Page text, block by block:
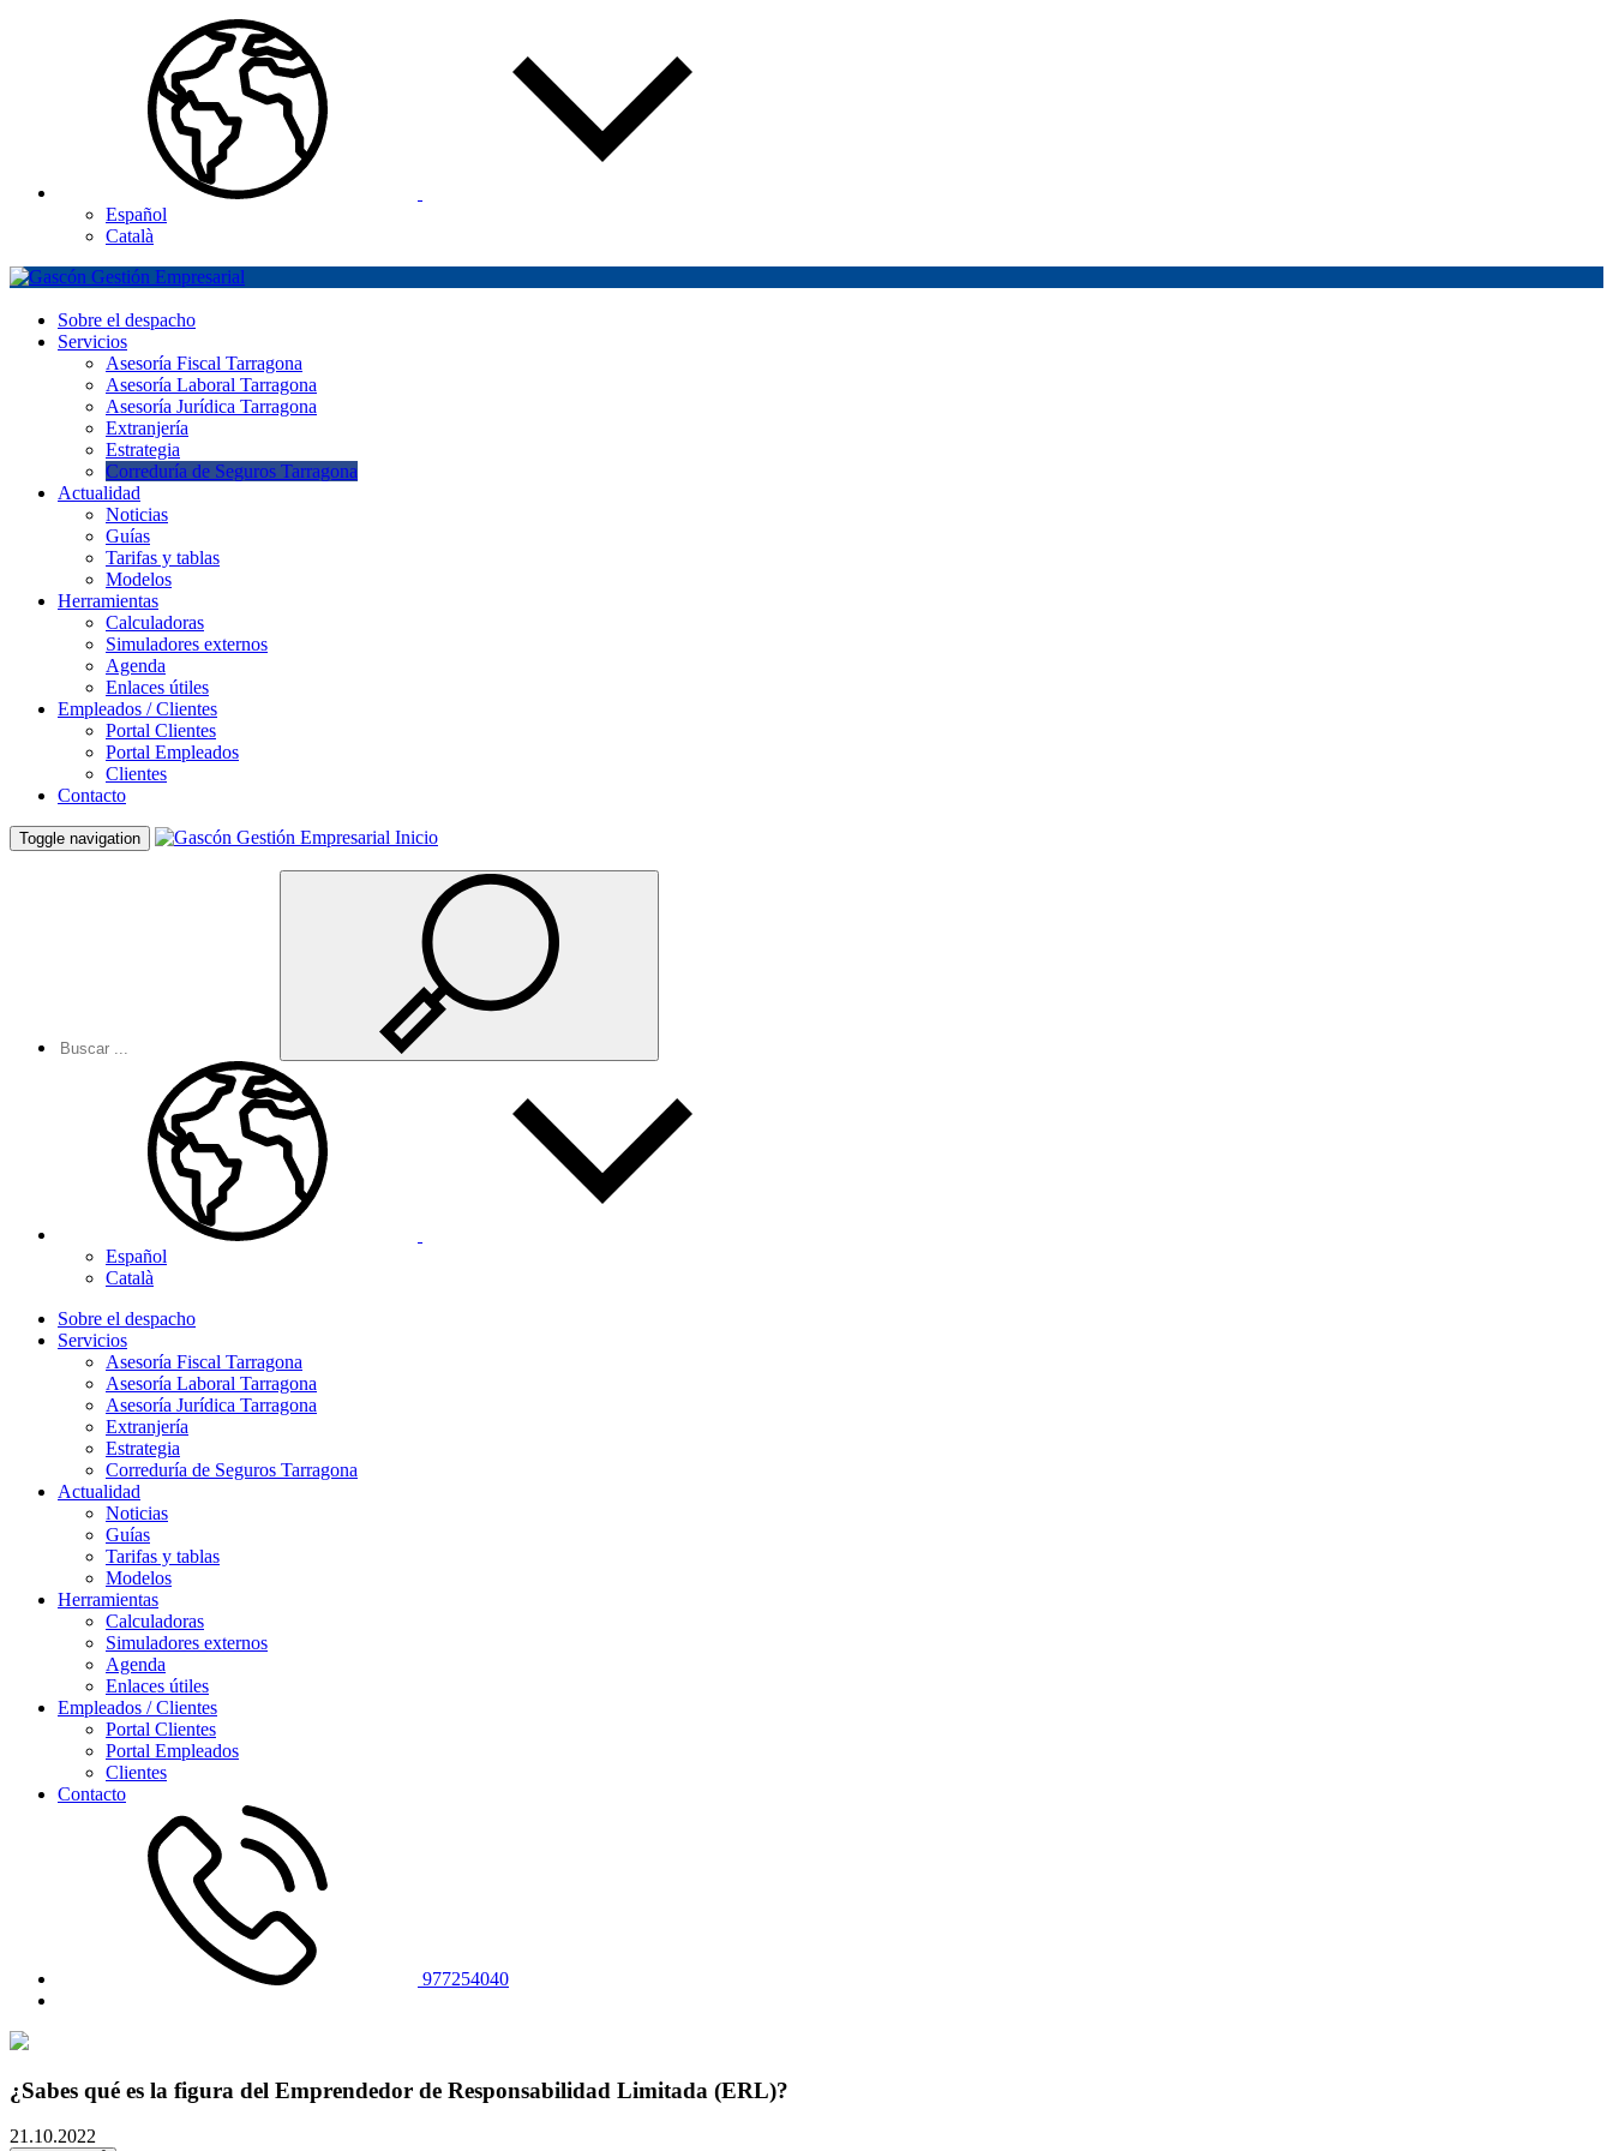
Español
Català
Sobre el despacho
Servicios
Asesoría Fiscal Tarragona
Asesoría Laboral Tarragona
Asesoría Jurídica Tarragona
Extranjería
Estrategia
Correduría de Seguros Tarragona
Actualidad
Noticias
Guías
Tarifas y tablas
Modelos
Herramientas
Calculadoras
Simuladores externos
Agenda
Enlaces útiles
Empleados / Clientes
Portal Clientes
Portal Empleados
Clientes
Contacto
Toggle navigation Inicio
Español
Català
Sobre el despacho
Servicios
Asesoría Fiscal Tarragona
Asesoría Laboral Tarragona
Asesoría Jurídica Tarragona
Extranjería
Estrategia
Correduría de Seguros Tarragona
Actualidad
Noticias
Guías
Tarifas y tablas
Modelos
Herramientas
Calculadoras
Simuladores externos
Agenda
Enlaces útiles
Empleados / Clientes
Portal Clientes
Portal Empleados
Clientes
Contacto
977254040
¿Sabes qué es la figura del Emprendedor de Responsabilidad Limitada (ERL)?
21.10.2022